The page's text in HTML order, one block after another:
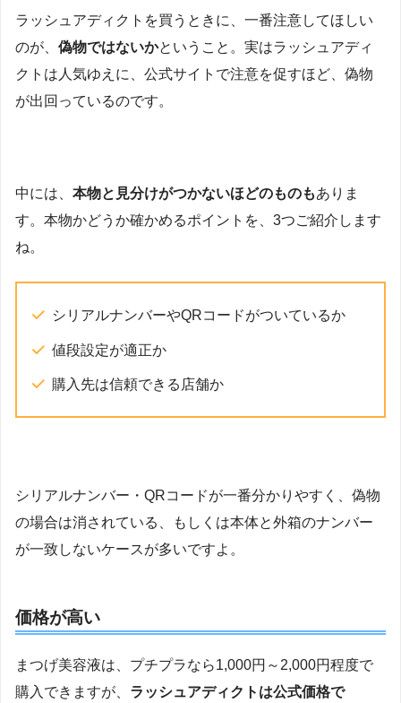
ラッシュアディクトを買うときに、一番注意してほしい
のが、 偽物ではないかということ。実はラッシュアディ
クトは人気ゆえに、公式サイトで注意を促すほど、偽物
が出回っているのです。
中には、 本物と見分けがつかないほどのものもありま
す。本物かどうか確かめるポイントを、3つご紹介します
ね。
シリアルナンバーやQRコードがついているか
値段設定が適正か
購入先は信頼できる店舗か
シリアルナンバー・QRコードが一番分かりやすく、偽物
の場合は消されている、もしくは本体と外箱のナンバー
が一致しないケースが多いですよ。
価格が高い
まつげ美容液は、プチプラなら1,000円～2,000円程度で
購入できますが、 ラッシュアディクトは公式価格で